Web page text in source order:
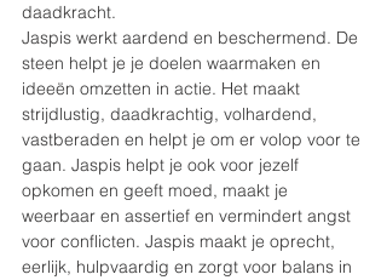
daadkracht.
Jaspis werkt aardend en beschermend. De
steen helpt je je doelen waarmaken en
ideeën omzetten in actie. Het maakt
strijdlustig, daadkrachtig, volhardend,
vastberaden en helpt je om er volop voor te
gaan. Jaspis helpt je ook voor jezelf
opkomen en geeft moed, maakt je
weerbaar en assertief en vermindert angst
voor conflicten. Jaspis maakt je oprecht,
eerlijk, hulpvaardig en zorgt voor balans in